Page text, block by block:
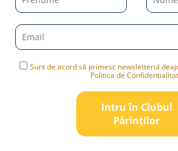
Sunt de acord să primesc newsletterul
Politica de
Intru în Clubul
Pǎrinților